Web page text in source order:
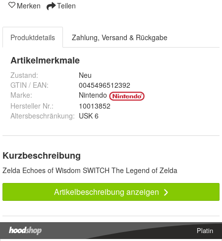
Merken Teilen
Produktdetails Zahlung, Versand & Rückgabe
Artikelmerkmale
Zustand:
Neu
GTIN / EAN:
0045496512392
Marke:
Nintendo
Hersteller Nr.:
10013852
Altersbeschränkung: USK 6
Kurzbeschreibung
Zelda Echoes of Wisdom SWITCH The Legend of Zelda
Artikelbeschreibung anzeigen
Platin